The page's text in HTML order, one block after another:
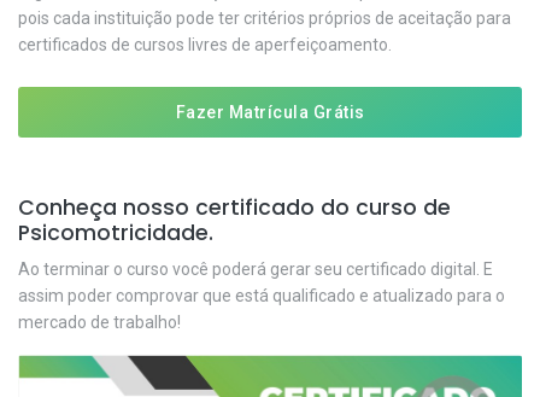
pois cada instituição pode ter critérios próprios de aceitação para
certificados de cursos livres de aperfeiçoamento.
Fazer Matrícula Grátis
Conheça nosso certificado do curso de
Psicomotricidade.
Ao terminar o curso você poderá gerar seu certificado digital. E
assim poder comprovar que está qualificado e atualizado para o
mercado de trabalho!